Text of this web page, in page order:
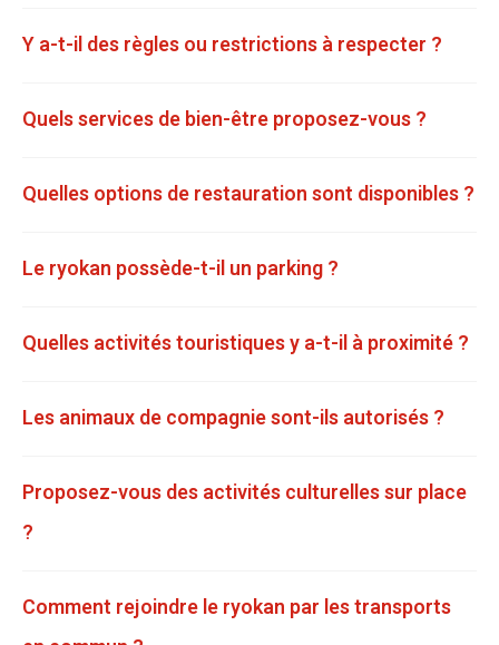
Y a-t-il des règles ou restrictions à respecter ?
Quels services de bien-être proposez-vous ?
Quelles options de restauration sont disponibles ?
Le ryokan possède-t-il un parking ?
Quelles activités touristiques y a-t-il à proximité ?
Les animaux de compagnie sont-ils autorisés ?
Proposez-vous des activités culturelles sur place
?
Comment rejoindre le ryokan par les transports